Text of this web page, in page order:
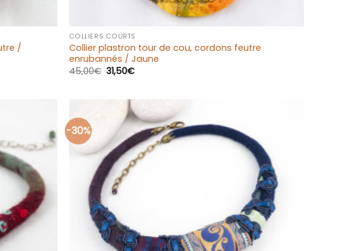
/
COLLIERS COURTS
Collier plastron tour de cou, cordons feutre
enrubannés / Jaune
45,00€ 31,50€
à la liste
d’envies
-30%
d’envies